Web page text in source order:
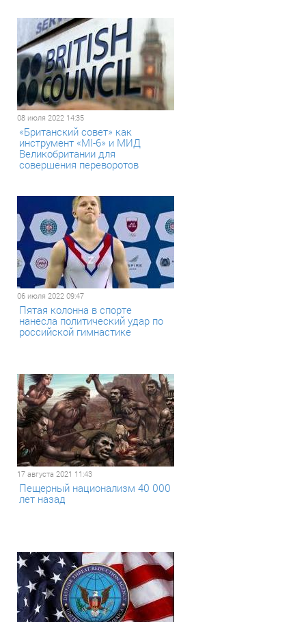
08 июля 2022 14:35
«Британский совет» как
инструмент «МI-6» и МИД
Великобритании для
совершения переворотов
06 июля 2022 09:47
Пятая колонна в спорте
нанесла политический удар по
российской гимнастике
17 августа 2021 11:43
Пещерный национализм 40 000
лет назад